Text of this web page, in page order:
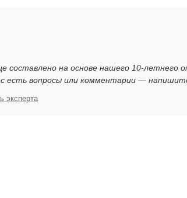
составлено на основе нашего 10-
есть вопросы или комментарии —
эксперта